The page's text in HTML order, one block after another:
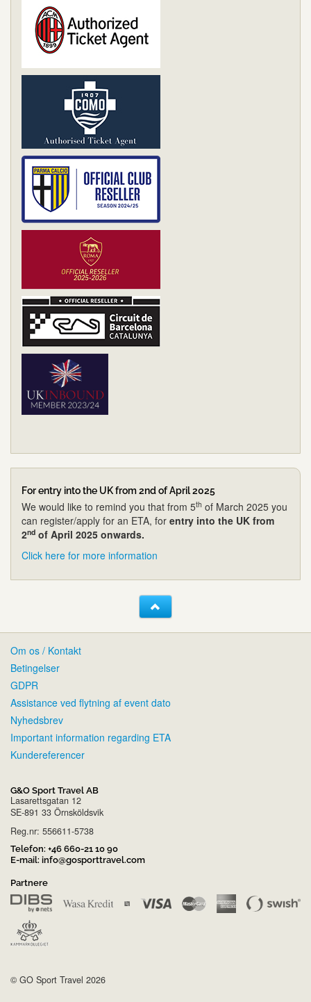
For entry into the UK from 2nd of April 2025
We would like to remind you that from 5th of March 2025 you
can register/apply for an ETA, for entry into the UK from
2nd of April 2025 onwards.
Click here for more information
Om os / Kontakt
Betingelser
GDPR
Assistance ved flytning af event dato
Nyhedsbrev
Important information regarding ETA
Kundereferencer
G&O Sport Travel AB
Lasarettsgatan 12
SE-891 33 Örnsköldsvik
Reg.nr: 556611-5738
Telefon: +46 660-21 10 90
E-mail: info@gosporttravel.com
Partnere
© GO Sport Travel 2026